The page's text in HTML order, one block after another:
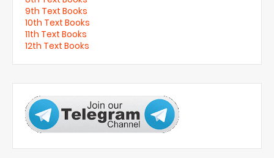
9th Text Books
10th Text Books
11th Text Books
12th Text Books